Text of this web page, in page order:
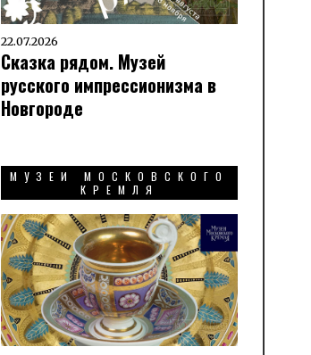
22.07.2026
Сказка рядом. Музей
русского импрессионизма в
Новгороде
МУЗЕИ МОСКОВСКОГО
КРЕМЛЯ